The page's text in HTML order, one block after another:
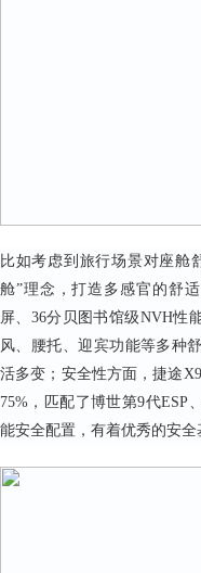
比如考虑到旅行场景对座舱
舱”理念，打造多感官的舒
屏、36分贝图书馆级NVH性
风、腰托、迎宾功能等多种
活多变；安全性方面，捷途
75%，匹配了博世第9代ESP
能安全配置，有着优秀的安全